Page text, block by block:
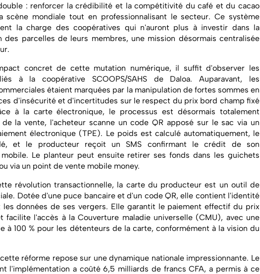
: renforcer la crédibilité et la compétitivité du café et du cacao
scène mondiale tout en professionnalisant le secteur. Ce système
la charge des coopératives qui n'auront plus à investir dans la
des parcelles de leurs membres, une mission désormais centralisée
concret de cette mutation numérique, il suffit d'observer les
à la coopérative SCOOPS/SAHS de Daloa. Auparavant, les
étaient marquées par la manipulation de fortes sommes en
d'insécurité et d'incertitudes sur le respect du prix bord champ fixé
à la carte électronique, le processus est désormais totalement
de la vente, l'acheteur scanne un code QR apposé sur le sac via un
électronique (TPE). Le poids est calculé automatiquement, le
et le producteur reçoit un SMS confirmant le crédit de son
mobile. Le planteur peut ensuite retirer ses fonds dans les guichets
via un point de vente mobile money.
révolution transactionnelle, la carte du producteur est un outil de
Dotée d'une puce bancaire et d'un code QR, elle contient l'identité
données de ses vergers. Elle garantit le paiement effectif du prix
facilite l'accès à la Couverture maladie universelle (CMU), avec une
à 100 % pour les détenteurs de la carte, conformément à la vision du
réforme repose sur une dynamique nationale impressionnante. Le
l'implémentation a coûté 6,5 milliards de francs CFA, a permis à ce